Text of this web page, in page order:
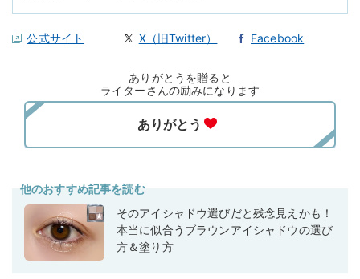
公式サイト X（旧Twitter） Facebook
ありがとうを贈ると
ライターさんの励みになります
他のおすすめ記事を読む
そのアイシャドウ選びだと残念見えかも！
本当に似合うブラウンアイシャドウの選び
方＆塗り方